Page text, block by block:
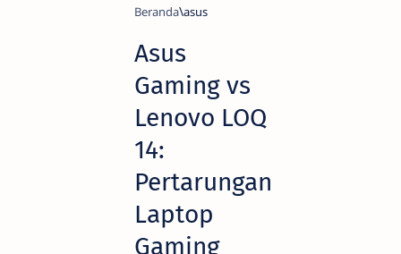
Beranda asus
Asus
Gaming vs
Lenovo LOQ
14:
Pertarungan
Laptop
Gaming